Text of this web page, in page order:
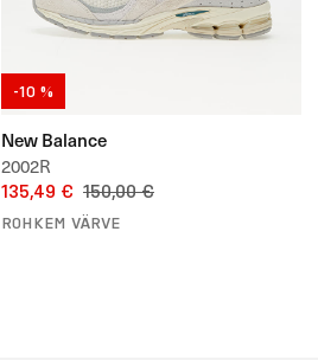
-10 %
New Balance
2002R
135,49 € 150,00 €
ROHKEM VÄRVE